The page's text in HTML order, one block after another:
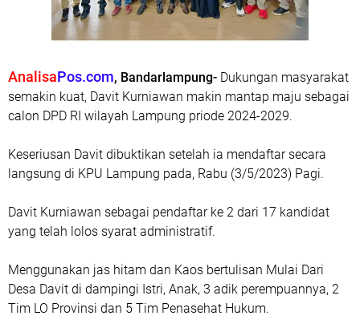
AnalisaPos.com, Bandarlampung- Dukungan masyarakat
semakin kuat, Davit Kurniawan makin mantap maju sebagai
calon DPD RI wilayah Lampung priode 2024-2029.
Keseriusan Davit dibuktikan setelah ia mendaftar secara
langsung di KPU Lampung pada, Rabu (3/5/2023) Pagi.
Davit Kurniawan sebagai pendaftar ke 2 dari 17 kandidat
yang telah lolos syarat administratif.
Menggunakan jas hitam dan Kaos bertulisan Mulai Dari
Desa Davit di dampingi Istri, Anak, 3 adik perempuannya, 2
Tim LO Provinsi dan 5 Tim Penasehat Hukum.